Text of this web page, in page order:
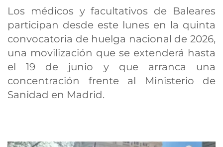
Los médicos y facultativos de Baleares
participan desde este lunes en la quinta
convocatoria de huelga nacional de 2026,
una movilización que se extenderá hasta
el 19 de junio y que arranca una
concentración frente al Ministerio de
Sanidad en Madrid.